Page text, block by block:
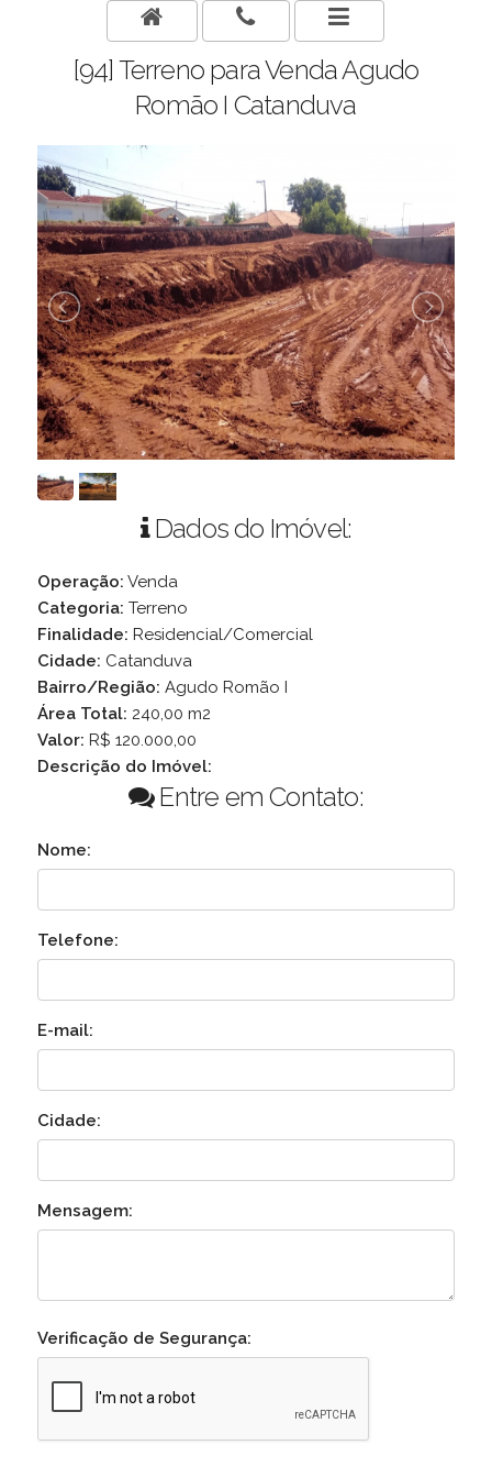
[94] Terreno para Venda Agudo
Romão I Catanduva
Dados do Imóvel:
Operação: Venda
Categoria: Terreno
Finalidade: Residencial/Comercial
Cidade: Catanduva
Bairro/Região: Agudo Romão I
Área Total: 240,00 m2
Valor: R$ 120.000,00
Descrição do Imóvel:
Entre em Contato:
Nome:
Telefone:
E-mail:
Cidade:
Mensagem:
Verificação de Segurança: